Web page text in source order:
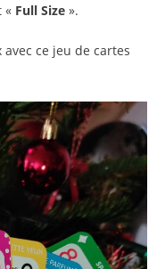
« Full Size ».
ce jeu de cartes